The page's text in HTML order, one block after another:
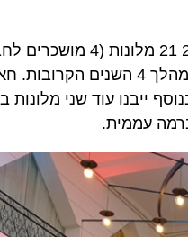
במסגרת התפתחות החברה בבתי מלון חדשים, יפעלו בבעלות
ברמת הגולן, גורדוניה בקריית ענבים, הוד בים המלח ומלון באילת) – 9
עוד שני מלונות בתל
עממית.